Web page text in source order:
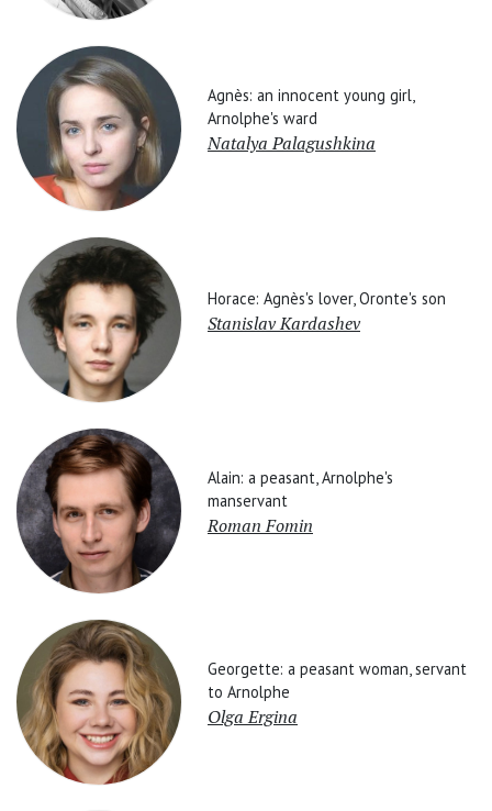
Agnès: an innocent young girl,
Arnolphe's ward
Natalya Palagushkina
Horace: Agnès's lover, Oronte's son
Stanislav Kardashev
Alain: a peasant, Arnolphe's
manservant
Roman Fomin
Georgette: a peasant woman, servant
to Arnolphe
Olga Ergina